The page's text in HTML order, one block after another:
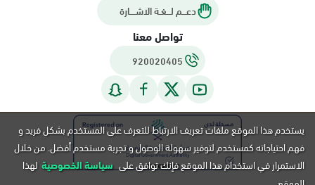
دعـــم لـــغـة الاشــــارة
تواصل معنا
920020405
يستخدم هذا الموقع ملفات تعريف الارتباط للتعرف على المستخدم بشكل فريد و
فهم احتياجاته كمستخدم لتوفير سهولة الوصول و تجربة مستخدم أفضل. من خلال
الاستمرار في استخدام هذا الموقع فإنك توافق على سياسة الخصوصية لهذا